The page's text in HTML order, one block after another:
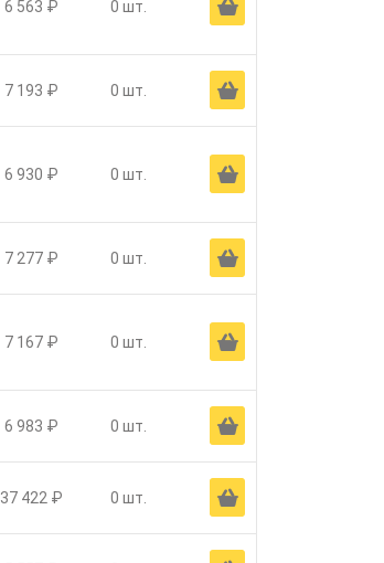
6 563 ₽ 0 шт. Ä
7 193 ₽ 0 шт. Ä
6 930 ₽ 0 шт. Ä
7 277 ₽ 0 шт. Ä
7 167 ₽ 0 шт. Ä
6 983 ₽ 0 шт. Ä
37 422 ₽ 0 шт. Ä